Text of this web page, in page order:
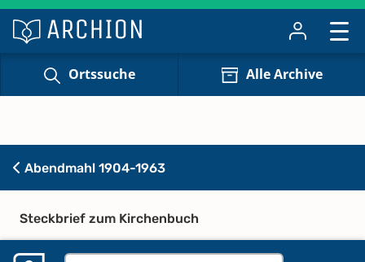
Ortssuche Alle Archive
Abendmahl 1904-1963
Steckbrief zum Kirchenbuch